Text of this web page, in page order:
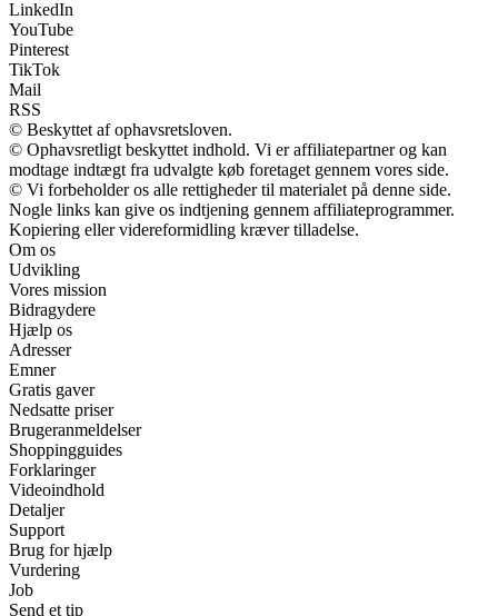
LinkedIn
YouTube
Pinterest
TikTok
Mail
RSS
© Beskyttet af ophavsretsloven.
© Ophavsretligt beskyttet indhold. Vi er affiliatepartner og kan
modtage indtægt fra udvalgte køb foretaget gennem vores side.
© Vi forbeholder os alle rettigheder til materialet på denne side.
Nogle links kan give os indtjening gennem affiliateprogrammer.
Kopiering eller videreformidling kræver tilladelse.
Om os
Udvikling
Vores mission
Bidragydere
Hjælp os
Adresser
Emner
Gratis gaver
Nedsatte priser
Brugeranmeldelser
Shoppingguides
Forklaringer
Videoindhold
Detaljer
Support
Brug for hjælp
Vurdering
Job
Send et tip